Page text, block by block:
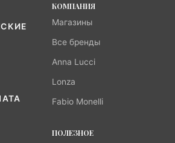
КОМПАНИЯ
Магазины
Все бренды
Anna Lucci
Lonza
Fabio Monelli
ПОЛЕЗНОЕ